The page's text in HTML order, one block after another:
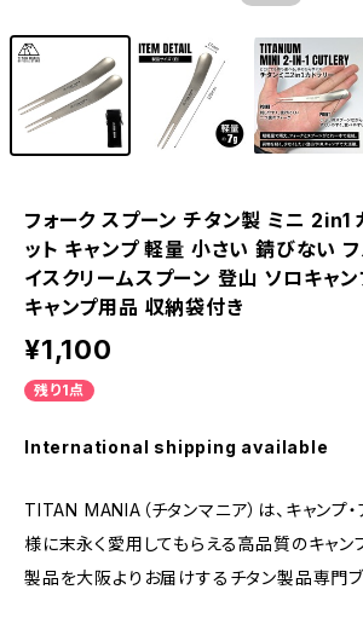
フォーク スプーン チタン製 ミニ 2in1
ット キャンプ 軽量 小さい 錆びない
イスクリームスプーン 登山 ソロキャ
キャンプ用品 収納袋付き
¥1,100
残り1点
International shipping available
TITAN MANIA（チタンマニア）は、キャンプ
様に末永く愛用してもらえる高品質のキャン
製品を大阪よりお届けするチタン製品専門ブ